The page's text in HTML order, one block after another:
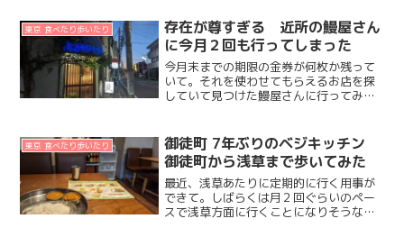
さんのメニューデザインをやらせてもら
ったり。確定申告の準備を...
東京 食べたり歩いたり
存在が尊すぎる 近所の鰻屋さん
に今月２回も行ってしまった
今月末までの期限の金券が何枚か残って
いて。それを使わせてもらえるお店を探
していて見つけた鰻屋さんに行ってみた
いったら片道４０分ぐらいかかる場所。
この辺に住んでる知り合い...
東京 食べたり歩いたり
御徒町 7年ぶりのベジキッチン
御徒町から浅草まで歩いてみた
最近、浅草あたりに定期的に行く用事が
できて。しばらくは月２回ぐらいのペー
スで浅草方面に行くことになりそうなの